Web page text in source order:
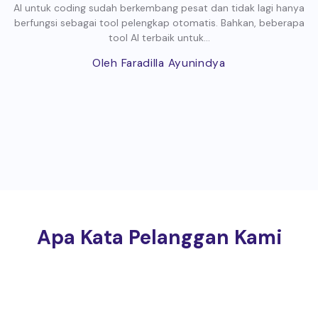
AI untuk coding sudah berkembang pesat dan tidak lagi hanya
berfungsi sebagai tool pelengkap otomatis. Bahkan, beberapa
tool AI terbaik untuk...
Oleh Faradilla Ayunindya
Apa Kata Pelanggan Kami